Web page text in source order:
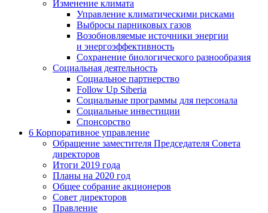
Изменение климата
Управление климатическими рисками
Выбросы парниковых газов
Возобновляемые источники энергии
и энергоэффективность
Сохранение биологического разнообразия
Социальная деятельность
Социальное партнерство
Follow Up Siberia
Социальные программы для персонала
Социальные инвестиции
Спонсорство
6 Корпоративное управление
Обращение заместителя Председателя Совета
директоров
Итоги 2019 года
Планы на 2020 год
Общее собрание акционеров
Совет директоров
Правление